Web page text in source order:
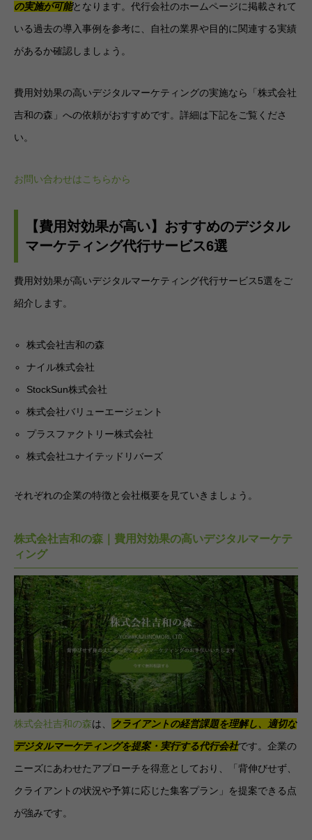
の実施が可能となります。代行会社のホームページに掲載されて
いる過去の導入事例を参考に、自社の業界や目的に関連する実績
があるか確認しましょう。
費用対効果の高いデジタルマーケティングの実施なら「株式会社
吉和の森」への依頼がおすすめです。詳細は下記をご覧くださ
い。
お問い合わせはこちらから
【費用対効果が高い】おすすめのデジタル
マーケティング代行サービス6選
費用対効果が高いデジタルマーケティング代行サービス5選をご
紹介します。
株式会社吉和の森
ナイル株式会社
StockSun株式会社
株式会社バリューエージェント
プラスファクトリー株式会社
株式会社ユナイテッドリバーズ
それぞれの企業の特徴と会社概要を見ていきましょう。
株式会社吉和の森｜費用対効果の高いデジタルマーケテ
ィング
株式会社吉和の森は、
クライアントの経営課題を理解し、適切な
デジタルマーケティングを提案・実行する代行会社です。企業の
ニーズにあわせたアプローチを得意としており、「背伸びせず、
クライアントの状況や予算に応じた集客プラン」を提案できる点
が強みです。